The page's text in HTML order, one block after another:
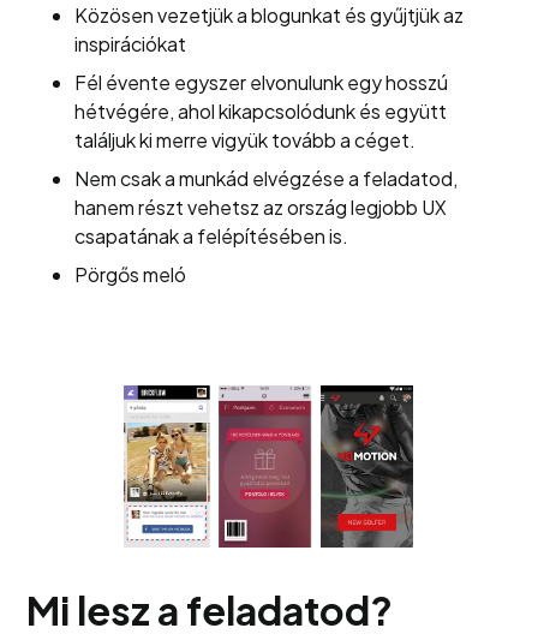
Közösen vezetjük a blogunkat és gyűjtjük az
inspirációkat
Fél évente egyszer elvonulunk egy hosszú
hétvégére, ahol kikapcsolódunk és együtt
találjuk ki merre vigyük tovább a céget.
Nem csak a munkád elvégzése a feladatod,
hanem részt vehetsz az ország legjobb UX
csapatának a felépítésében is.
Pörgős meló
Mi lesz a feladatod?